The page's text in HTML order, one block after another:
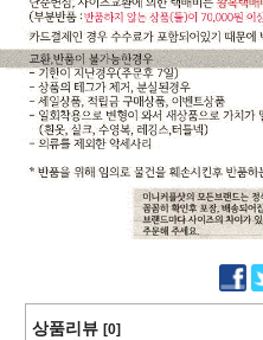
상품리뷰 [0]